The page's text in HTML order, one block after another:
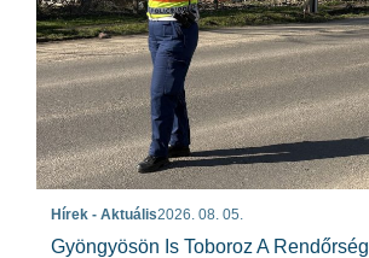
Hírek - Aktuális2026. 08. 05.
Gyöngyösön Is Toboroz A Rendőrség